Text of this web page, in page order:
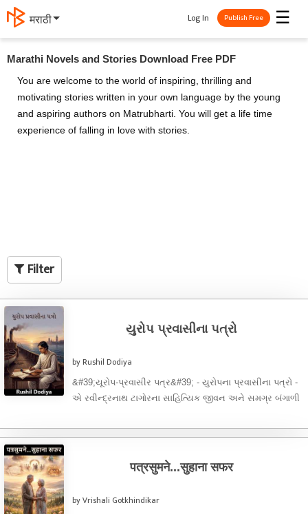
मराठी ☰
Log In Publish Free
Marathi Novels and Stories Download Free PDF
You are welcome to the world of inspiring, thrilling and
motivating stories written in your own language by the young
and aspiring authors on Matrubharti. You will get a life time
experience of falling in love with stories.
Filter
યુરોપ પ્રવાસીના પત્રો
by Rushil Dodiya
&#39;યૂરોપ-પ્રવાસીર પત્ર&#39; - યુરોપના પ્રવાસીના પત્રો -
એ રવીન્દ્રનાથ ટાગોરના સાહિત્યિક જીવન અને સમગ્ર બંગાળી
पत्रसुमने...सुहाना सफर
by Vrishali Gotkhindikar